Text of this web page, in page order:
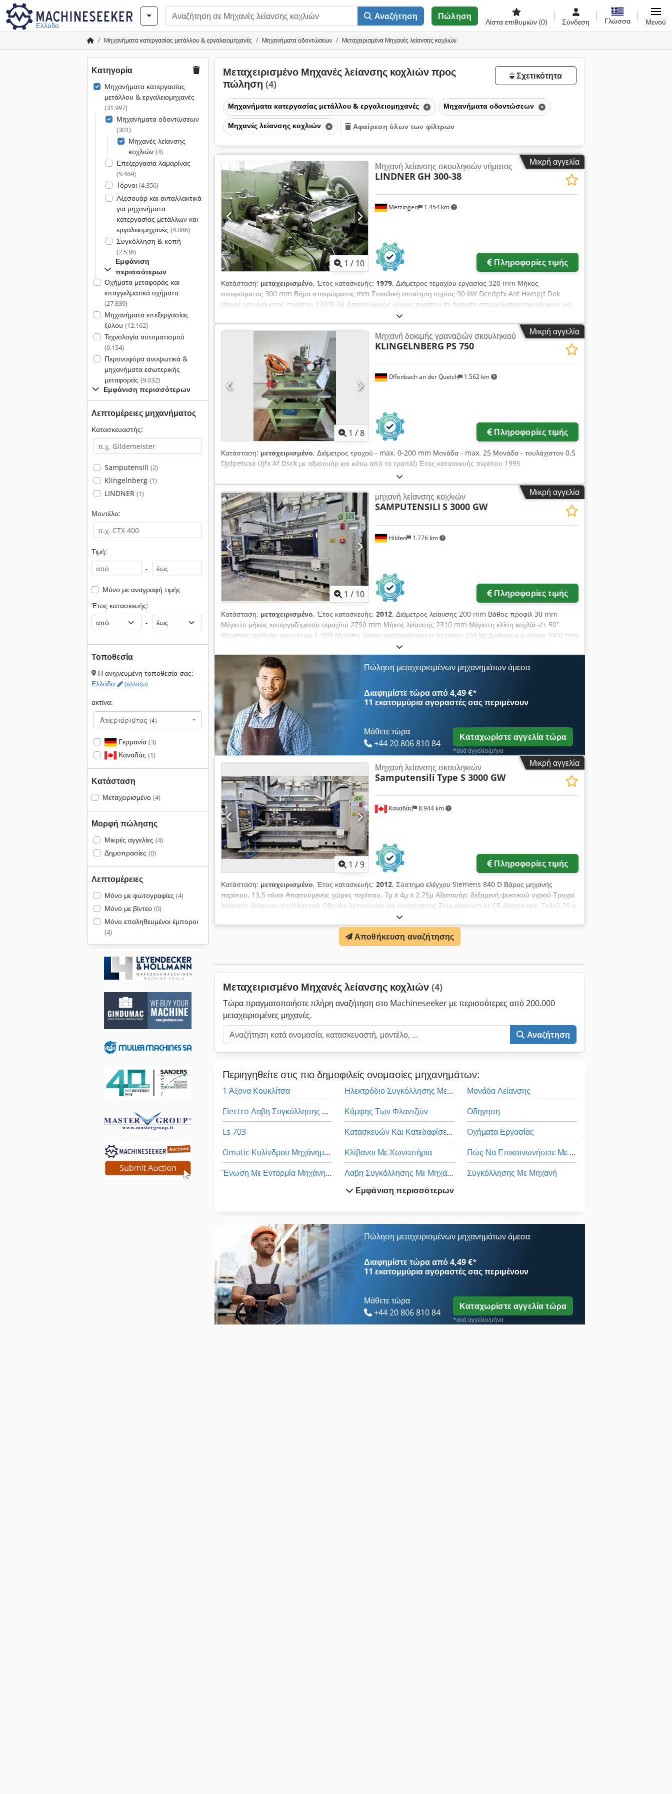
Ελλάδα
Αναζήτηση Πώληση
Λίστα επιθυμιών (0) Σύνδεση Γλώσσα Μενού
Μηχανήματα κατεργασίας μετάλλου & εργαλειομηχανές Μηχανήματα οδοντώσεων Μεταχειρισμένα Μηχανές λείανσης κοχλιών
Κατηγορία
Μηχανήματα κατεργασίας
μετάλλου & εργαλειομηχανές
(31.997)
Μηχανήματα οδοντώσεων
(301)
Μηχανές λείανσης
κοχλιών (4)
Επεξεργασία λαμαρίνας
(5.469)
Τόρνοι (4.356)
Αξεσουάρ και ανταλλακτικά
για μηχανήματα
κατεργασίας μετάλλων και
εργαλειομηχανές (4.086)
Συγκόλληση & κοπή
(2.536)
Εμφάνιση
περισσότερων
Οχήματα μεταφοράς και
επαγγελματικά οχήματα
(27.839)
Μηχανήματα επεξεργασίας
ξύλου (12.162)
Τεχνολογία αυτοματισμού
(9.154)
Περονοφόρα ανυψωτικά &
μηχανήματα εσωτερικής
μεταφοράς (9.032)
Εμφάνιση περισσότερων
Λεπτομέρειες μηχανήματος
Κατασκευαστής:
Samputensili (2)
Klingelnberg (1)
LINDNER (1)
Μοντέλο:
Τιμή:
-
Μόνο με αναγραφή τιμής
Έτος κατασκευής:
-
Τοποθεσία
Η ανιχνευμένη τοποθεσία σας:
Ελλάδα
(αλλάζω)
ακτίνα:
Απεριόριστος (4)
Γερμανία (3)
Καναδάς (1)
Κατάσταση
Μεταχειρισμένο (4)
Μορφή πώλησης
Μικρές αγγελίες (4)
Δημοπρασίες (0)
Λεπτομέρειες
Μόνο με φωτογραφίες (4)
Μόνο με βίντεο (0)
Μόνο επαληθευμένοι έμποροι
(4)
Μεταχειρισμένο Μηχανές λείανσης κοχλιών προς
πώληση (4)
Σχετικότητα
Μηχανήματα κατεργασίας μετάλλου & εργαλειομηχανές Μηχανήματα οδοντώσεων
Μηχανές λείανσης κοχλιών Αφαίρεση όλων των φίλτρων
Μικρή αγγελία
1 / 10
Metzingen 1.454 km
Μηχανή λείανσης σκουληκιών νήματος
LINDNER GH 300-38
Πληροφορίες τιμής
Κατάσταση: μεταχειρισμένο, Έτος κατασκευής: 1979, Διάμετρος τεμαχίου εργασίας 320 mm Μήκος
σπειρώματος 300 mm Βήμα σπειρώματος mm Συνολική απαίτηση ισχύος 90 kW Dcedpfx Aot Hwnpjf Dok
Βάρος μηχανήματος περίπου 12000 kg Απαιτούμενος χώρος περίπου m Λείανση σπειρώματος/σκουληκιού για
Μικρή αγγελία
1 /8
Offenbach an der Queich 1.562 km
Μηχανή δοκιμής γραναζιών σκουληκιού
KLINGELNBERG PS 750
Πληροφορίες τιμής
Κατάσταση: μεταχειρισμένο, Διάμετρος τροχού - max. 0-200 mm Μονάδα - max. 25 Μονάδα - τουλάχιστον 0,5
Djdpetuxa Ujfx Af Dsck με αξεσουάρ και κάτω από το τραπέζι Έτος κατασκευής περίπου 1995
Μικρή αγγελία
1 / 10
Hilden 1.776 km
μηχανή λείανσης κοχλιών
SAMPUTENSILI S 3000 GW
Πληροφορίες τιμής
Κατάσταση: μεταχειρισμένο, Έτος κατασκευής: 2012, Διάμετρος λείανσης 200 mm Βάθος προφίλ 30 mm
Μέγιστο μήκος κατεργαζόμενου τεμαχίου 2790 mm Μήκος λείανσης 2310 mm Μέγιστη κλίση κοχλία -/+ 50°
Μέγιστος αριθμός ταχυτήτων 1-999 Μέγιστο βάρος κατεργαζόμενου τεμαχίου 250 kg Διαδρομή z-άξονα 3000 mm
Διαδρομή x-άξονα 185 mm Μέγιστη διάμετρος τροχού λείανσης 450-330 mm Πάχος τροχού λείανσης (με εσοχή)
20-70 mm Διάμετρος κυλίνδρου 120 mm Στροφές ατράκτου τροχού λείανσης 1500 - 6000 σ.α.λ. Στροφές
ατράκτου κατεργ. τεμαχίου 0 - 600 σ.α.λ. Ταχύτητα άξονα κλίσης 0-4 1/λεπτό Ταχύτητα άξονα διαμόρφωσης
1500-16000 1/λεπτό Dsdpfx Afeza Hqze Djck Ταχύτητα μεταφοράς άξονα Z 0-10000 mm/λεπτό Ταχύτητα
μεταφοράς άξονα X 0-10000 mm/λεπτό Συνολική απαιτούμενη ισχύς 150 kVA Έλεγχος Siemens Sinumerik
840D SL Βάρος μηχανής περ. 30 t Διαστάσεις [Χ x Π x Υ] περ. 10,65 x 5,37 x 2,75 m Εξοπλισμός/παρελκόμενα: -
Μονάδα φίλτρου: KNOLL VL1500/5000 - Πολλά πρόσθετα - κατάλογος ακολουθεί - Τεκμηρίωση
Πώληση μεταχειρισμένων μηχανημάτων άμεσα
Διαφημίστε τώρα από 4,49 €*
11 εκατομμύρια αγοραστέςσας περιμένουν
Μάθετε τώρα
+44 20 806 810 84
Καταχωρίστε αγγελία τώρα
*ανά αγγελία/μήνα
Μικρή αγγελία
1 /9
Καναδάς 8.944 km
Μηχανή λείανσης σκουληκιών
Samputensili Type S 3000 GW
Πληροφορίες τιμής
Κατάσταση: μεταχειρισμένο, Έτος κατασκευής: 2012, Σύστημα ελέγχου Siemens 840 D Βάρος μηχανής
περίπου. 13,5 τόνοι Απαιτούμενος χώρος περίπου. 7μ x 4μ x 2,75μ Αξεσουάρ: δεξαμενή ψυκτικού υγρού Τροχοί
λείανσης Διάφορα ανταλλακτικά Οδηγίες λειτουργίας και συντήρησης Συμμόρφωση με CE Διαστάσεις: 7x4x2,75 μ.
(ΜxΠxΥ) ΤΕΧΝΙΚΑ ΣΤΟΙΧΕΙΑ: Δεδομένα τεμαχίου εργασίας: μέγ. εξωτερική διάμετρος: 250 mm με μέγιστο τροχοί
λείανσης Ø 450 mm Μέγ. διάμετρος προς κατεργασία πάνω από το τραπέζι: 375 mm Βάθος προφίλ για τροχούς
λείανσης που μπορούν να λειαίνονται: 40 mm Μέγ. μήκος τεμαχίου εργασίας: 3.600 mm Dsdpfsxh Rqtsx Af
Dock Μέγ. απόσταση μεταξύ κέντρων (1): 2.800 mm μέγ. γωνία έλικας: +/- 90° Αριθμός δοντιών του τεμαχίου
Αποθήκευση αναζήτησης
Μεταχειρισμένο Μηχανές λείανσης κοχλιών (4)
Τώρα πραγματοποιήστε πλήρη αναζήτηση στο Machineseeker με περισσότερες από 200.000
μεταχειρισμένες μηχανές.
Αναζήτηση
Περιηγηθείτε στις πιο δημοφιλείς ονομασίες μηχανημάτων:
1 Άξονα Κουκλίτσα
Electro Λαβη Συγκόλλησης Με Μηχανή
Ls 703
Omatic Κυλίνδρου Μηχάνημα Λείανσης
Ένωση Με Εντορμία Μηχάνημα
Αυτοκόλλητες Ετικέτες
Επίπεδη Μηχάνημα Λείανσης
Ηλεκτρόδιο Συγκόλλησης Με Μηχανή
Κάμψης Των Φλαντζών
Κατασκευών Και Κατεδαφίσεων
Κλίβανοι Με Χωνευτήρια
Λαβη Συγκόλλησης Με Μηχανή
Με Μοχλό
Μηχάνημα Καθαρισμού Και Απολύμανσης
Μηχανή Λείανσης
Μονάδα Λείανσης
Οδηγηση
Οχήματα Εργασίας
Πώς Να Επικοινωνήσετε Με Μηχανή Λείανσης
Συγκόλλησης Με Μηχανή
Εμφάνιση περισσότερων
Πώληση μεταχειρισμένων μηχανημάτων άμεσα
Διαφημίστε τώρα από 4,49 €*
11 εκατομμύρια αγοραστέςσας περιμένουν
Μάθετε τώρα
+44 20 806 810 84
Καταχωρίστε αγγελία τώρα
*ανά αγγελία/μήνα